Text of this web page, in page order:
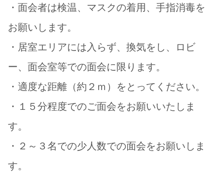
・面会者は検温、マスクの着用、手指消毒を
お願いします。
・居室エリアには入らず、換気をし、ロビ
ー、面会室等での面会に限ります。
・適度な距離（約２ｍ）をとってください。
・１５分程度でのご面会をお願いいたしま
す。
・２～３名での少人数での面会をお願いしま
す。